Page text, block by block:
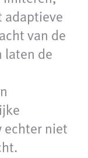
adaptieve
van de
laten de
echter niet